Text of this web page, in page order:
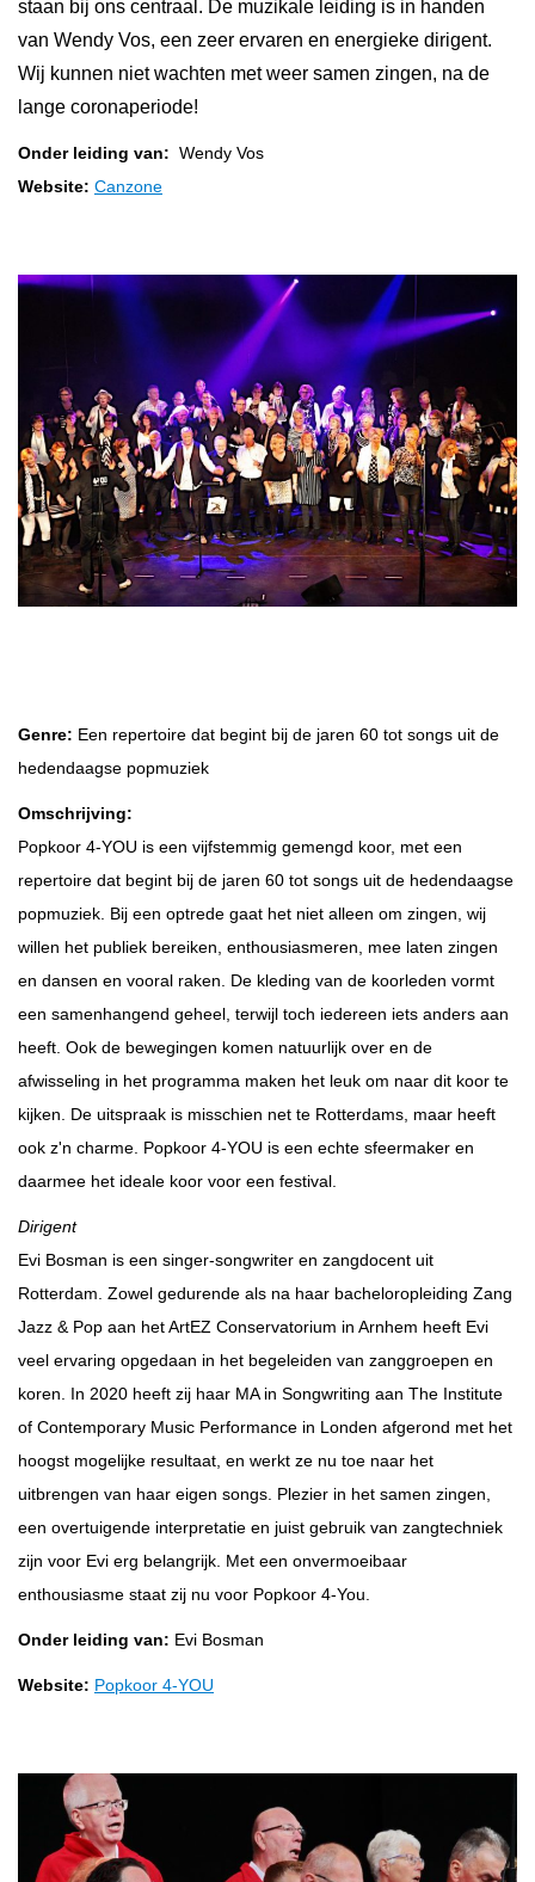
staan bij ons centraal. De muzikale leiding is in handen
van Wendy Vos, een zeer ervaren en energieke dirigent.
Wij kunnen niet wachten met weer samen zingen, na de
lange coronaperiode!
Onder leiding van: Wendy Vos
Website: Canzone
Genre: Een repertoire dat begint bij de jaren 60 tot songs uit de
hedendaagse popmuziek
Omschrijving:
Popkoor 4-YOU is een vijfstemmig gemengd koor, met een
repertoire dat begint bij de jaren 60 tot songs uit de hedendaagse
popmuziek. Bij een optrede gaat het niet alleen om zingen, wij
willen het publiek bereiken, enthousiasmeren, mee laten zingen
en dansen en vooral raken. De kleding van de koorleden vormt
een samenhangend geheel, terwijl toch iedereen iets anders aan
heeft. Ook de bewegingen komen natuurlijk over en de
afwisseling in het programma maken het leuk om naar dit koor te
kijken. De uitspraak is misschien net te Rotterdams, maar heeft
ook z'n charme. Popkoor 4-YOU is een echte sfeermaker en
daarmee het ideale koor voor een festival.
Dirigent
Evi Bosman is een singer-songwriter en zangdocent uit
Rotterdam. Zowel gedurende als na haar bacheloropleiding Zang
Jazz & Pop aan het ArtEZ Conservatorium in Arnhem heeft Evi
veel ervaring opgedaan in het begeleiden van zanggroepen en
koren. In 2020 heeft zij haar MA in Songwriting aan The Institute
of Contemporary Music Performance in Londen afgerond met het
hoogst mogelijke resultaat, en werkt ze nu toe naar het
uitbrengen van haar eigen songs. Plezier in het samen zingen,
een overtuigende interpretatie en juist gebruik van zangtechniek
zijn voor Evi erg belangrijk. Met een onvermoeibaar
enthousiasme staat zij nu voor Popkoor 4-You.
Onder leiding van: Evi Bosman
Website: Popkoor 4-YOU